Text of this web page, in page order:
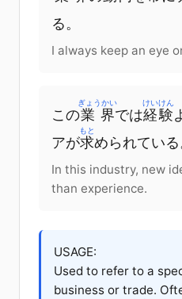
る。
I always keep an eye
この業界
ぎょうかい
では経験
けいけん
アが求
もと
められている
In this industry, new
than experience.
USAGE:
Used to refer to a
business or trade.